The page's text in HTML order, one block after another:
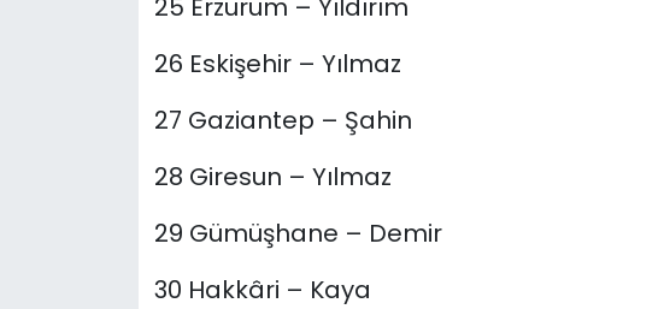
25 Erzurum – Yıldırım
26 Eskişehir – Yılmaz
27 Gaziantep – Şahin
28 Giresun – Yılmaz
29 Gümüşhane – Demir
30 Hakkâri – Kaya